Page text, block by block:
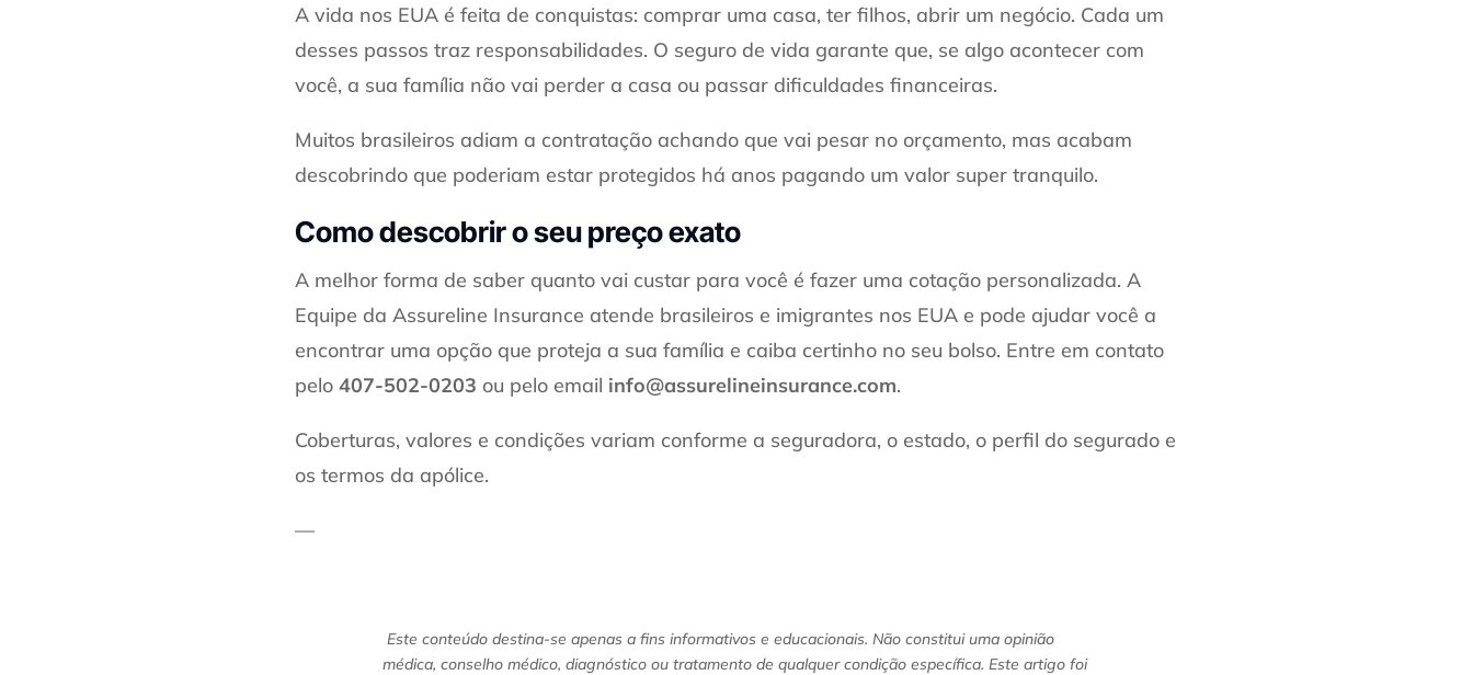
A vida nos EUA é feita de conquistas: comprar uma casa, ter filhos, abrir um negócio. Cada um
desses passos traz responsabilidades. O seguro de vida garante que, se algo acontecer com
você, a sua família não vai perder a casa ou passar dificuldades financeiras.
Muitos brasileiros adiam a contratação achando que vai pesar no orçamento, mas acabam
descobrindo que poderiam estar protegidos há anos pagando um valor super tranquilo.
Como descobrir o seu preço exato
A melhor forma de saber quanto vai custar para você é fazer uma cotação personalizada. A
Equipe da Assureline Insurance atende brasileiros e imigrantes nos EUA e pode ajudar você a
encontrar uma opção que proteja a sua família e caiba certinho no seu bolso. Entre em contato
pelo 407-502-0203 ou pelo email info@assurelineinsurance.com.
Coberturas, valores e condições variam conforme a seguradora, o estado, o perfil do segurado e
os termos da apólice.
—
Este conteúdo destina-se apenas a fins informativos e educacionais. Não constitui uma opinião
médica, conselho médico, diagnóstico ou tratamento de qualquer condição específica. Este artigo foi